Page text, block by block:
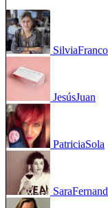
Silvia
JesúsJuan
PatriciaSola
Sara